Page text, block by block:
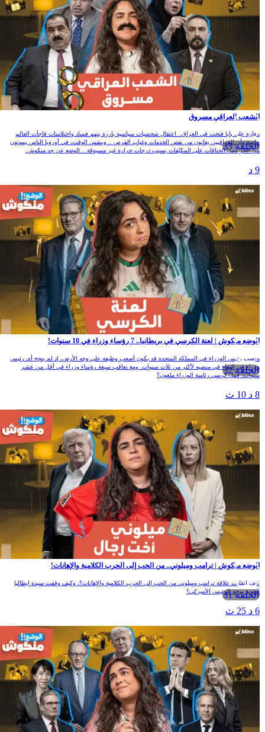
الحلقة 33
الشعب العراقي مسروق
مغارة علي بابا فتحت في العراق.. اعتقال شخصيات سياسية بارزة بتهم فساد واختلاسات فاجأت العالم
خاصة وأن العراقيين يعانون من نقص الخدمات وغياب الفرص .. وبنفس الوقت، في أوروبا الناس يموتون
من الحر ومن الخناقات على المكيّفات بسبب درجات حرارة غير مسبوقة .. الوضع عن جد منكوش.
الحلقة 32
الوضع منكوش | لعنة الكرسي في بريطانيا.. 7 رؤساء وزراء في 10 سنوات!
منصب رئيس الوزراء في المملكة المتحدة قد يكون أصعب وظيفة على وجه الأرض، إذ لم ينجح أي رئيس
وزراء في البقاء في منصبه لأكثر من ثلاث سنوات. ومع تعاقب سبعة رؤساء وزراء في أقل من عشر
سنوات، فهل كرسي رئاسة الوزراء ملعون؟
الحلقة 31
الوضع منكوش | ترامب وميلوني.. من الحب إلى الحرب الكلامية والإهانات!
كيف انقلبت علاقة ترامب وميلوني من الحب إلى الحرب الكلامية والإهانات؟، وكيف وقفت سيدة إيطاليا
القوية بوجه الرئيس الأميركي؟